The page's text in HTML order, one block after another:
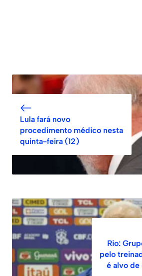
Lula fará novo
procedimento médico nesta
quinta-feira (12)
Rio:
pelo
é alvo de